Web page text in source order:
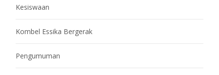
Kesiswaan
Kombel Essika Bergerak
Pengumuman